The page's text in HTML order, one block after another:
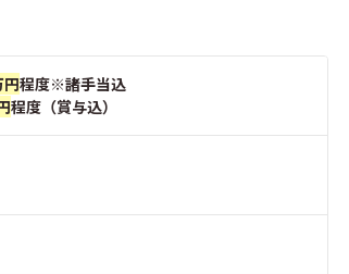
程度※諸手当込
程度（賞与込）